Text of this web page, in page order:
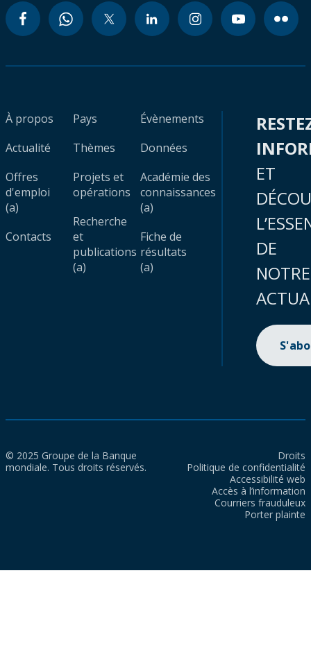
À propos
Actualité
Offres
d'emploi
(a)
Contacts
Pays
Thèmes
Projets et
opérations
Recherche
et
publications
(a)
Évènements
Données
Académie des
connaissances
(a)
Fiche de
résultats
(a)
ET
DE
NOTRE
© 2025 Groupe de la Banque
mondiale. Tous droits réservés.
Droits
Politique de confidentialité
Accessibilité web
Accès à l’information
Courriers frauduleux
Porter plainte